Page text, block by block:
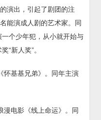
演出，引起了剧团的注
能演成人剧的艺术家。同
个少年犯，从小就开始与
“新人奖”。
怀基基兄弟》。同年主演
漫电影《线上命运》。同